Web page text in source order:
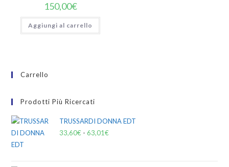
150,00€
Aggiungi al carrello
Carrello
Prodotti Più Ricercati
TRUSSARDI DONNA EDT
33,60€ - 63,01€